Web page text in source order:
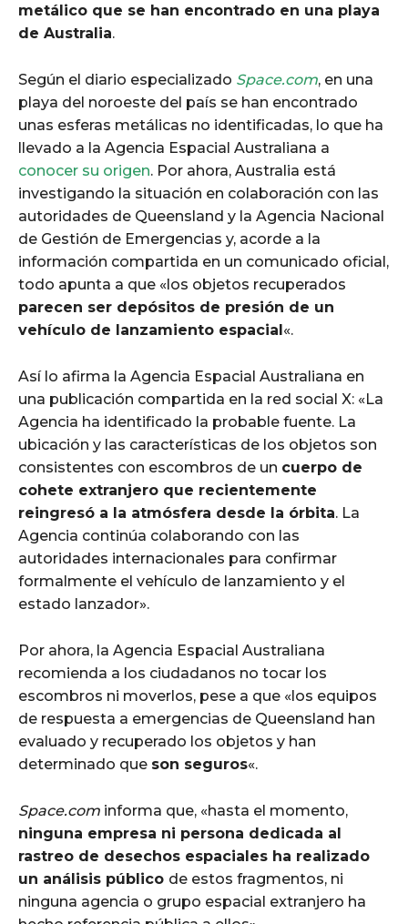
metálico que se han encontrado en una playa
de Australia.
Según el diario especializado Space.com, en una
playa del noroeste del país se han encontrado
unas esferas metálicas no identificadas, lo que ha
llevado a la Agencia Espacial Australiana a
conocer su origen. Por ahora, Australia está
investigando la situación en colaboración con las
autoridades de Queensland y la Agencia Nacional
de Gestión de Emergencias y, acorde a la
información compartida en un comunicado oficial,
todo apunta a que «los objetos recuperados
parecen ser depósitos de presión de un
vehículo de lanzamiento espacial«.
Así lo afirma la Agencia Espacial Australiana en
una publicación compartida en la red social X: «La
Agencia ha identificado la probable fuente. La
ubicación y las características de los objetos son
consistentes con escombros de un cuerpo de
cohete extranjero que recientemente
reingresó a la atmósfera desde la órbita. La
Agencia continúa colaborando con las
autoridades internacionales para confirmar
formalmente el vehículo de lanzamiento y el
estado lanzador».
Por ahora, la Agencia Espacial Australiana
recomienda a los ciudadanos no tocar los
escombros ni moverlos, pese a que «los equipos
de respuesta a emergencias de Queensland han
evaluado y recuperado los objetos y han
determinado que son seguros«.
Space.com informa que, «hasta el momento,
ninguna empresa ni persona dedicada al
rastreo de desechos espaciales ha realizado
un análisis público de estos fragmentos, ni
ninguna agencia o grupo espacial extranjero ha